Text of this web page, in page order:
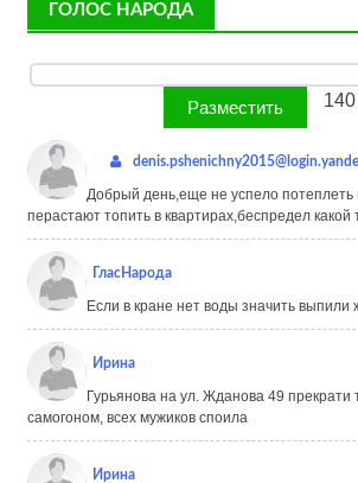
ГОЛОС НАРОДА
140
Добрый день,еще не успело потеплеть
перастают топить в квартирах,беспредел какой
ГласНарода
Если в кране нет воды значить выпили
Ирина
Гурьянова на ул. Жданова 49 прекрати
самогоном, всех мужиков споила
Ирина